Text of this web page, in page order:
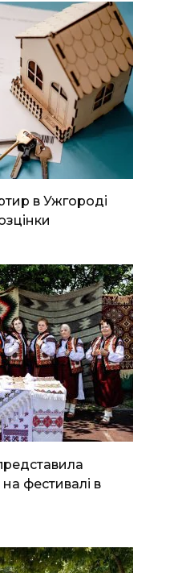
в Ужгороді
на фестивалі в